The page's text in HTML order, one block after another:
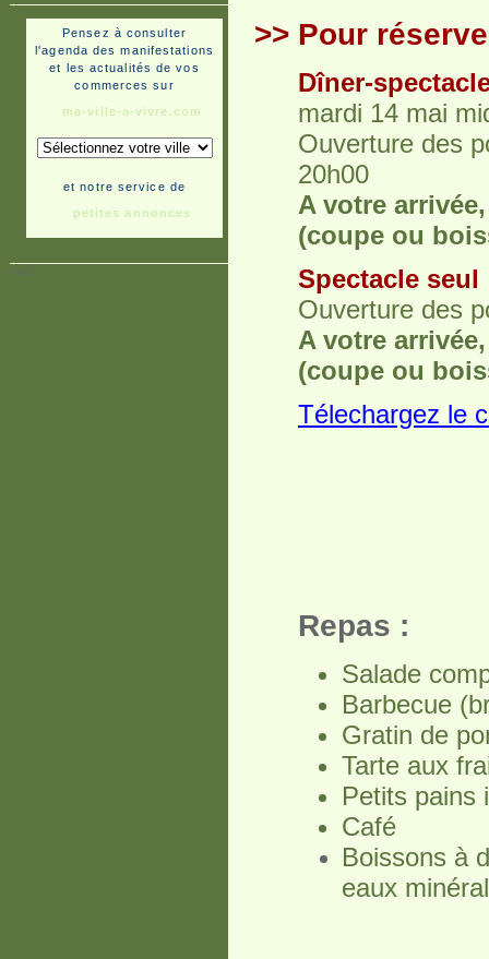
Pensez à consulter
l'agenda des manifestations
et les actualités de vos
commerces sur
ma-ville-a-vivre.com
et notre service de
petites annonces
ion2
>> Pour
Dîner-
mardi 14 mai
Ouverture des
20h00
A votre
(coupe ou
Spectacle seul
Ouverture des
A votre
(coupe ou
Télechargez le
Repas :
Salade
Barbecue
Gratin de
Tarte aux
Petits pains
Café
Boissons à
eaux